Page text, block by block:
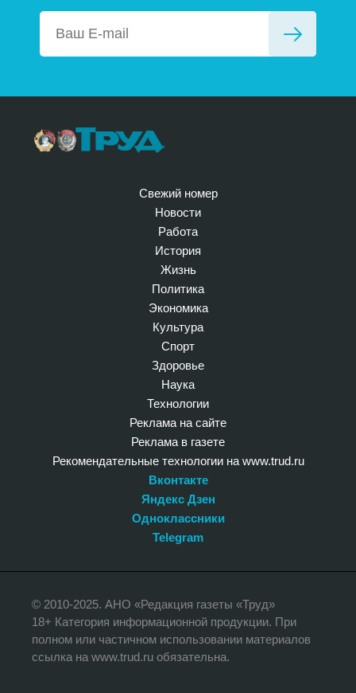
Свежий номер
Новости
Работа
История
Жизнь
Политика
Экономика
Культура
Спорт
Здоровье
Наука
Технологии
Реклама на сайте
Реклама в газете
Рекомендательные технологии на www.trud.ru
Вконтакте
Яндекс Дзен
Одноклассники
Telegram
© 2010-2025. АНО «Редакция газеты «Труд»
18+ Категория информационной продукции. При
полном или частичном использовании материалов
ссылка на www.trud.ru обязательна.